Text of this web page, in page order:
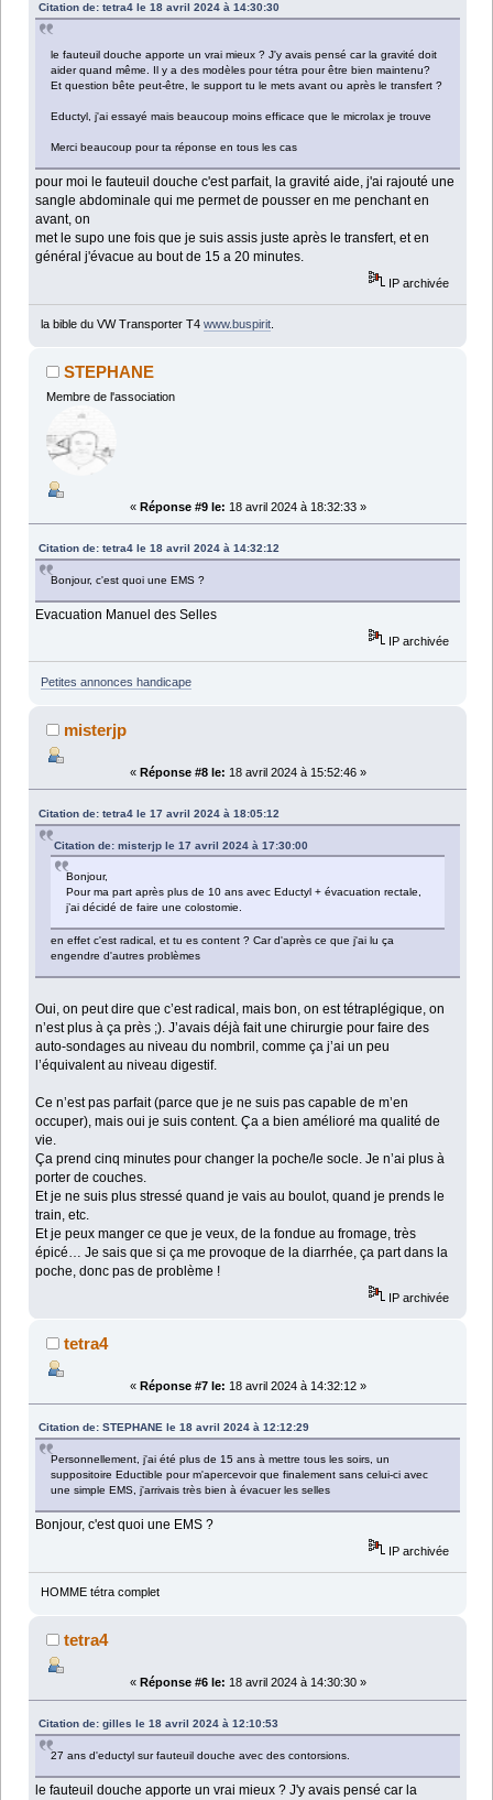
Citation de: tetra4 le 18 avril 2024 à 14:30:30
le fauteuil douche apporte un vrai mieux ? J'y avais pensé car la gravité doit
aider quand même. Il y a des modèles pour tétra pour être bien maintenu?
Et question bête peut-être, le support tu le mets avant ou après le transfert ?
Eductyl, j'ai essayé mais beaucoup moins efficace que le microlax je trouve
Merci beaucoup pour ta réponse en tous les cas
pour moi le fauteuil douche c'est parfait, la gravité aide, j'ai rajouté une
sangle abdominale qui me permet de pousser en me penchant en
avant, on
met le supo une fois que je suis assis juste après le transfert, et en
général j'évacue au bout de 15 a 20 minutes.
IP archivée
la bible du VW Transporter T4 www.buspirit.
STEPHANE
Membre de l'association
« Réponse #9 le: 18 avril 2024 à 18:32:33 »
Citation de: tetra4 le 18 avril 2024 à 14:32:12
Bonjour, c'est quoi une EMS ?
Evacuation Manuel des Selles
IP archivée
Petites annonces handicape
misterjp
« Réponse #8 le: 18 avril 2024 à 15:52:46 »
Citation de: tetra4 le 17 avril 2024 à 18:05:12
Citation de: misterjp le 17 avril 2024 à 17:30:00
Bonjour,
Pour ma part après plus de 10 ans avec Eductyl + évacuation rectale,
j’ai décidé de faire une colostomie.
en effet c'est radical, et tu es content ? Car d'après ce que j'ai lu ça
engendre d'autres problèmes
Oui, on peut dire que c’est radical, mais bon, on est tétraplégique, on
n’est plus à ça près ;). J’avais déjà fait une chirurgie pour faire des
auto-sondages au niveau du nombril, comme ça j’ai un peu
l’équivalent au niveau digestif.
Ce n’est pas parfait (parce que je ne suis pas capable de m’en
occuper), mais oui je suis content. Ça a bien amélioré ma qualité de
vie.
Ça prend cinq minutes pour changer la poche/le socle. Je n’ai plus à
porter de couches.
Et je ne suis plus stressé quand je vais au boulot, quand je prends le
train, etc.
Et je peux manger ce que je veux, de la fondue au fromage, très
épicé… Je sais que si ça me provoque de la diarrhée, ça part dans la
poche, donc pas de problème !
IP archivée
tetra4
« Réponse #7 le: 18 avril 2024 à 14:32:12 »
Citation de: STEPHANE le 18 avril 2024 à 12:12:29
Personnellement, j'ai été plus de 15 ans à mettre tous les soirs, un
suppositoire Eductible pour m'apercevoir que finalement sans celui-ci avec
une simple EMS, j'arrivais très bien à évacuer les selles
Bonjour, c'est quoi une EMS ?
IP archivée
HOMME tétra complet
tetra4
« Réponse #6 le: 18 avril 2024 à 14:30:30 »
Citation de: gilles le 18 avril 2024 à 12:10:53
27 ans d'eductyl sur fauteuil douche avec des contorsions.
le fauteuil douche apporte un vrai mieux ? J'y avais pensé car la